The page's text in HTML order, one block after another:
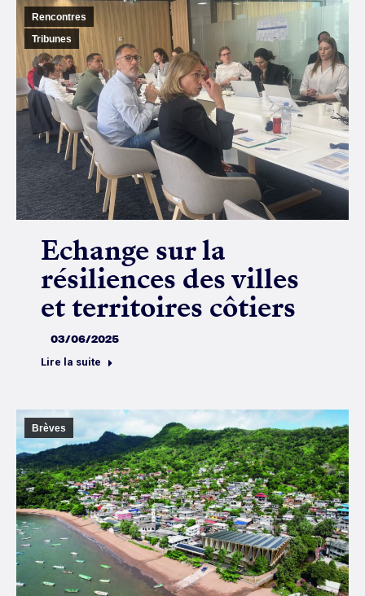
Rencontres
Tribunes
Echange sur la
résiliences des villes
et territoires côtiers
03/06/2025
Lire la suite
Brèves